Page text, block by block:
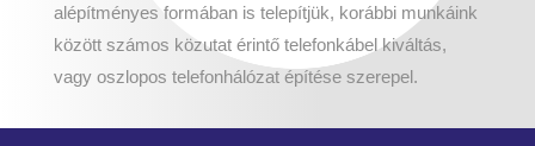
alépítményes formában is telepítjük, korábbi munkáink
között számos közutat érintő telefonkábel kiváltás,
vagy oszlopos telefonhálózat építése szerepel.